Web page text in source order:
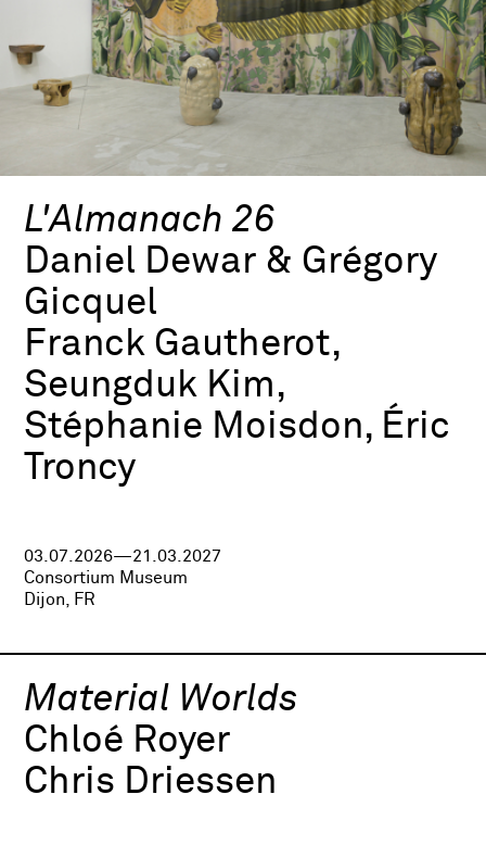
L'Almanach 26
Daniel Dewar & Grégory
Gicquel
Franck Gautherot,
Seungduk Kim,
Stéphanie Moisdon, Éric
Troncy
03.07.2026—21.03.2027
Consortium Museum
Dijon, FR
Material Worlds
Chloé Royer
Chris Driessen